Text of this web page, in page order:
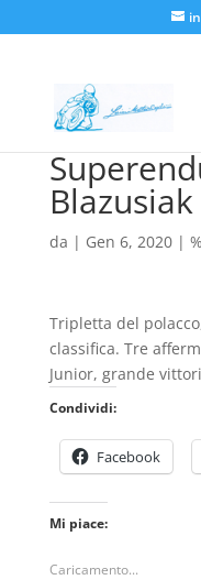
da | Gen 6, 2020|
Tripletta del
classifica. Tre
Junior, grande
Condividi:
Facebook
Mi piace:
Caricamento...